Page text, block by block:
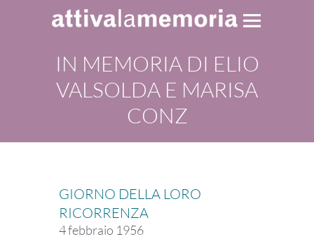
IN MEMORIA DI ELIO
VALSOLDA E MARISA
CONZ
GIORNO DELLA LORO
RICORRENZA
4 febbraio 1956